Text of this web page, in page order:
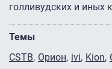
голливудских и иных
Темы
CSTB Орион ivi Kion